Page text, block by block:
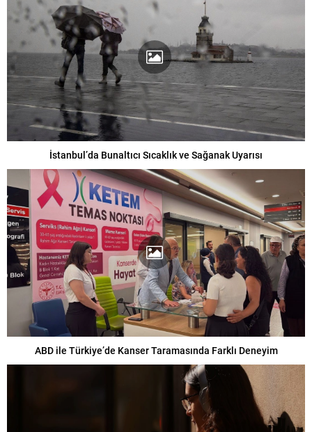
İstanbul’da Bunaltıcı Sıcaklık ve Sağanak Uyarısı
ABD ile Türkiye’de Kanser Taramasında Farklı Deneyim